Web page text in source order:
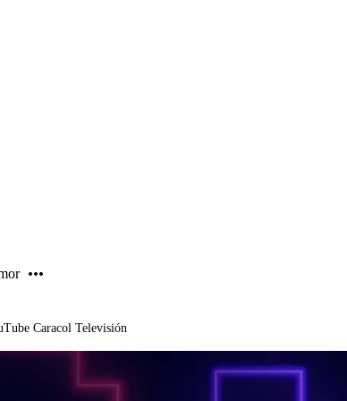
Caracol Televisión